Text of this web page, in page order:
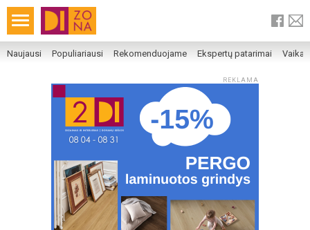
Naujausi Populiariausi Rekomenduojame Ekspertų patarimai
REKLAMA